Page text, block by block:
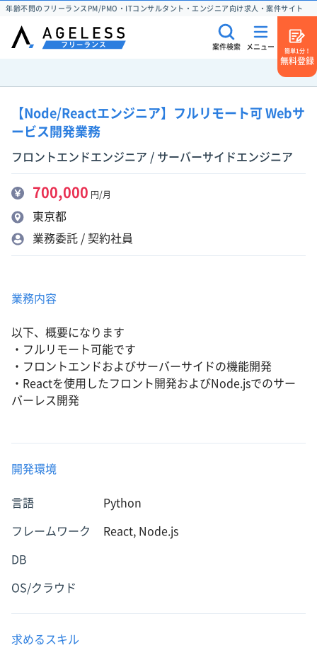
年齢不問のフリーランスPM/PMO・ITコンサルタント・エンジニア向け求人・案件サイト
案件検索 メニュー
簡単1分！
無料登録
【Node/Reactエンジニア】フルリモート可 Webサ
ービス開発業務
フロントエンドエンジニア / サーバーサイドエンジニア
700,000 円/月
東京都
業務委託 / 契約社員
業務内容
以下、概要になります
・フルリモート可能です
・フロントエンドおよびサーバーサイドの機能開発
・Reactを使用したフロント開発およびNode.jsでのサー
バーレス開発
開発環境
言語 Python
フレームワーク React, Node.js
DB
OS/クラウド
求めるスキル